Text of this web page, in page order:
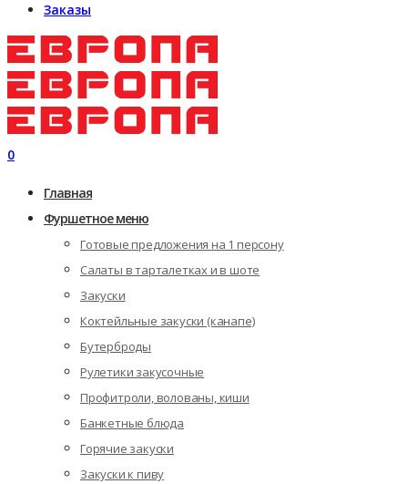
Заказы
0
Главная
Фуршетное меню
Готовые предложения на 1 персону
Салаты в тарталетках и в шоте
Закуски
Коктейльные закуски (канапе)
Бутерброды
Рулетики закусочные
Профитроли, волованы, киши
Банкетные блюда
Горячие закуски
Закуски к пиву